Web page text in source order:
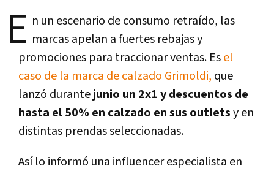
E n un escenario de consumo retraído, las
marcas apelan a fuertes rebajas y
promociones para traccionar ventas. Esel
caso de la marca de calzado Grimoldi, que
lanzó durantejunio un 2x1 y descuentos de
hasta el 50% en calzado en sus outletsy en
distintas prendas seleccionadas.
Así lo informó una influencer especialista en